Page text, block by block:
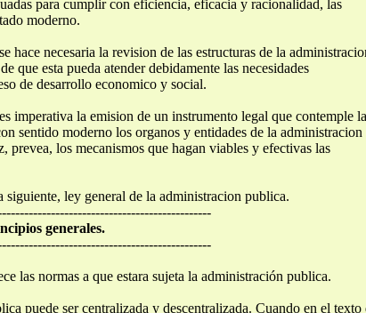
para cumplir con eficiencia, eficacia y racionalidad, las
moderno.
hace necesaria la revision de las estructuras de la
que esta pueda atender debidamente las necesidades
de desarrollo economico y social.
imperativa la emision de un instrumento legal que contemple
sentido moderno los organos y entidades de la administracion
prevea, los mecanismos que hagan viables y efectivas las
siguiente, ley general de la administracion publica.
generales.
las normas a que estara sujeta la administración publica.
puede ser centralizada y descentralizada. Cuando en el texto